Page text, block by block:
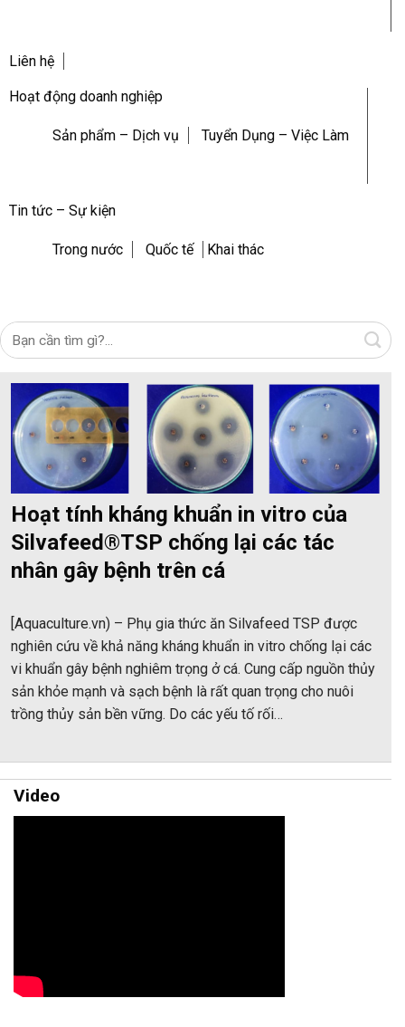
Liên hệ
Hoạt động doanh nghiệp
Sản phẩm – Dịch vụ Tuyển Dụng – Việc Làm
Tin tức – Sự kiện
Trong nước Quốc tế Khai thác
Hoạt tính kháng khuẩn in vitro của
Silvafeed®TSP chống lại các tác
nhân gây bệnh trên cá
[Aquaculture.vn) – Phụ gia thức ăn Silvafeed TSP được
nghiên cứu về khả năng kháng khuẩn in vitro chống lại các
vi khuẩn gây bệnh nghiêm trọng ở cá. Cung cấp nguồn thủy
sản khỏe mạnh và sạch bệnh là rất quan trọng cho nuôi
trồng thủy sản bền vững. Do các yếu tố rối…
Video